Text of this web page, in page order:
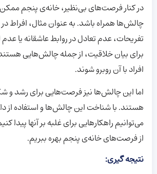
در کنار فرصت‌های بی‌نظیر، خانه‌ی پنجم
چالش‌ها همراه باشد. به عنوان مثال، افراط
تفریحات، عدم تعادل در روابط عاشقانه یا
برای بیان خلاقیت، از جمله چالش‌هایی
افراد با آن روبرو شوند.
اما این چالش‌ها نیز فرصت‌هایی برای رشد و
هستند. با شناخت این چالش‌ها و استفاده از
می‌توانیم راهکارهایی برای غلبه بر آنها پیدا
از فرصت‌های خانه‌ی پنجم بهره ببریم.
نتیجه گیری: